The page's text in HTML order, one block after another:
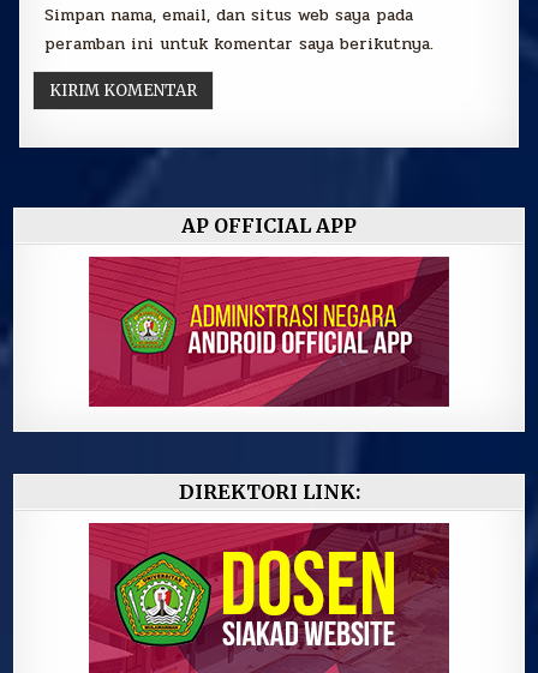
Simpan nama, email, dan situs web saya pada
peramban ini untuk komentar saya berikutnya.
AP OFFICIAL APP
DIREKTORI LINK: